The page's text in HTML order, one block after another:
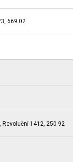
669 02
Revoluční 1412, 250 92